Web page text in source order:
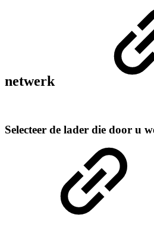
netwerk
Selecteer de lader die door u